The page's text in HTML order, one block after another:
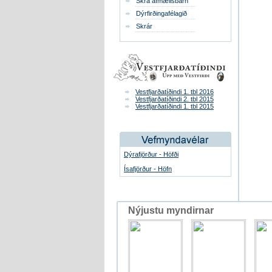
Dýrfirðingafélagið
Skrár
Vestfjarðatíðindi 1. tbl 2016
Vestfjarðatíðindi 2. tbl 2015
Vestfjarðatíðindi 1. tbl 2015
Dýrafjörður - Höfði
Ísafjörður - Höfn
Nýjustu myndirnar